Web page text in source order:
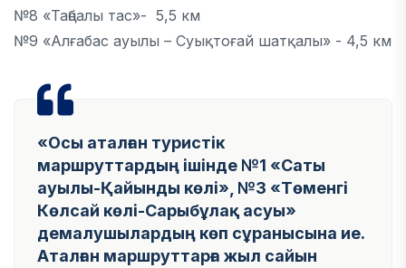
№8 «Таңбалы тас»- 5,5 км
№9 «Алғабас ауылы – Суықтоғай шатқалы» - 4,5 км
«Осы аталған туристік
маршруттардың ішінде №1 «Саты
ауылы-Қайынды көлі», №3 «Төменгі
Көлсай көлі-Сарыбұлақ асуы»
демалушылардың көп сұранысына ие.
Аталған маршруттарға жыл сайын